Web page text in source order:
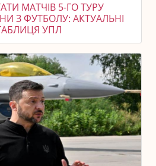
МАТЧІВ 5-ГО ТУРУ
З ФУТБОЛУ: АКТУАЛЬНІ
УПЛ